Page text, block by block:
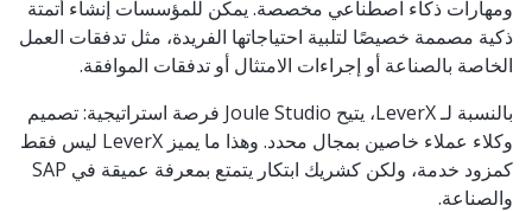
ومهارات ذكاء اصطناعي مخصصة. يمكن للمؤسسات إنشاء أتمتة
ذكية مصممة خصيصًا لتلبية احتياجاتها الفريدة، مثل تدفقات العمل
الخاصة بالصناعة أو إجراءات الامتثال أو تدفقات الموافقة.
بالنسبة لـ LeverX، يتيح Joule Studio فرصة استراتيجية: تصميم
وكلاء عملاء خاصين بمجال محدد. وهذا ما يميز LeverX ليس فقط
كمزود خدمة، ولكن كشريك ابتكار يتمتع بمعرفة عميقة في SAP
والصناعة.